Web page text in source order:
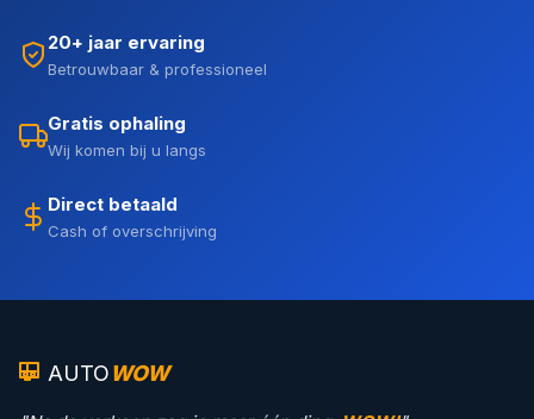
20+ jaar ervaring
Betrouwbaar & professioneel
Gratis ophaling
Wij komen bij u langs
Direct betaald
Cash of overschrijving
AUTOWOW